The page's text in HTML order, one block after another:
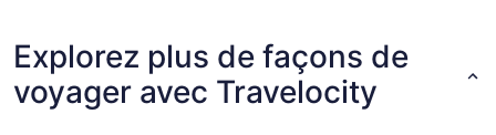
Explorez plus de façons de
voyager avec Travelocity